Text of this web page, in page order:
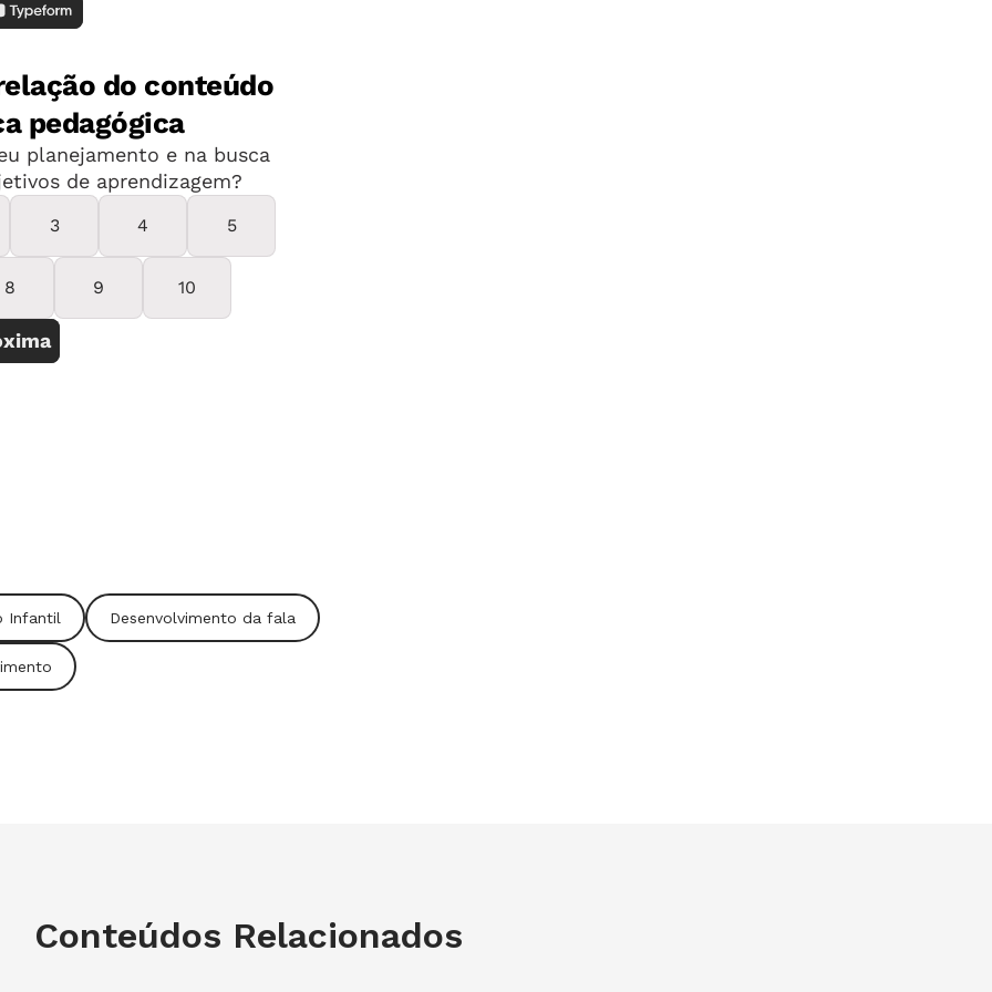
separação entre eles. Mas
de experiência pode levar a
toda a riqueza da jornada
as produções, que podem ser
gratuitos para a Educação Infantil
Infantil Desenvolvimento da fala
Conteúdos Relacionados